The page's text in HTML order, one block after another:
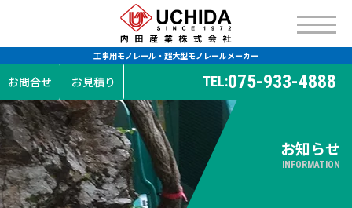
工事用モノレール・超大型モノレールメーカー
お問合せ お見積り TEL:075-933-4888
お知らせ
INFORMATION